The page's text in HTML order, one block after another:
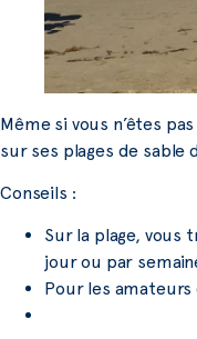
Même si vous n’êtes
sur ses plages de
Conseils :
Sur la plage, vous
jour ou par
Pour les